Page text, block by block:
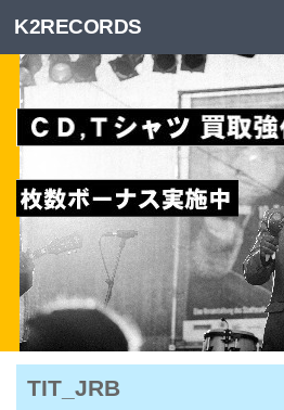
Skip to content
K2RECORDS
TIT_JRB